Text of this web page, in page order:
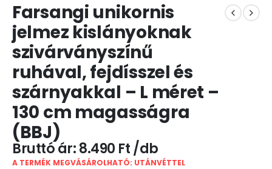
Farsangi unikornis
jelmez kislányoknak
szivárványszínű
ruhával, fejdísszel és
szárnyakkal – L méret –
130 cm magasságra
(BBJ)
8.490 Ft
A TERMÉK MEGVÁSÁROLHATÓ: UTÁNVÉTTEL